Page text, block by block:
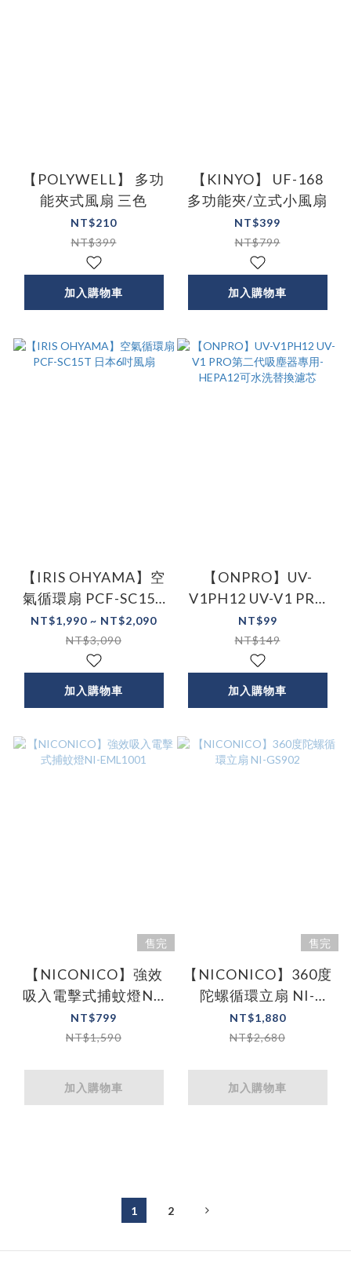
【POLYWELL】 多功
能夾式風扇 三色
NT$210
NT$399
加入購物車
【KINYO】 UF-168
多功能夾/立式小風扇
NT$399
NT$799
加入購物車
【IRIS OHYAMA】空
氣循環扇 PCF-SC15T
日本6吋風扇
NT$1,990 ~ NT$2,090
NT$3,090
加入購物車
【ONPRO】UV-
V1PH12 UV-V1 PRO
第二代吸塵器專用-
HEPA12可水洗替換濾
芯
NT$99
NT$149
加入購物車
售完
【NICONICO】強效
吸入電擊式捕蚊燈NI-
EML1001
NT$799
NT$1,590
加入購物車
售完
【NICONICO】360度
陀螺循環立扇 NI-
GS902
NT$1,880
NT$2,680
加入購物車
1 2